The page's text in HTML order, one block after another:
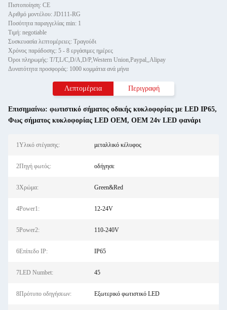
Πιστοποίηση: CE
Αριθμό μοντέλου: JD111-RG
Ποσότητα παραγγελίας min: 1
Τιμή: negotiable
Συσκευασία λεπτομέρειες: Τραγούδι
Χρόνος παράδοσης: 5 - 8 εργάσιμες ημέρες
Όροι πληρωμής: T/T,L/C,D/A,D/P,Western Union,Paypal,,Alipay
Δυνατότητα προσφοράς: 1000 κομμάτια ανά μήνα
Λεπτομέρεια Περιγραφή
Επισημαίνω: φωτιστικό σήματος οδικής κυκλοφορίας με LED IP65,
Φως σήματος κυκλοφορίας LED OEM, OEM 24v LED φανάρι
1Υλικό στέγασης: μεταλλικό κέλυφος
2Πηγή φωτός: οδήγησε
3Χρώμα: Green&Red
4Power1: 12-24V
5Power2: 110-240V
6Επίπεδο IP: IP65
7LED Numbet: 45
8Πρότυπο οδηγήσεων: Εξωτερικό φωτιστικό LED